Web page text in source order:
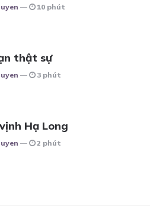
10 phút
thật sự
3 phút
Hạ Long
2 phút